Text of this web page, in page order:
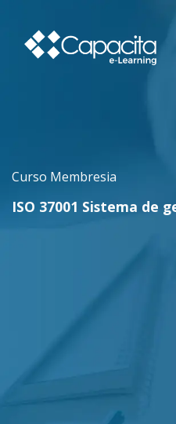
Curso Membresia
ISO 37001 Sistema de